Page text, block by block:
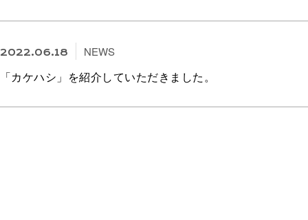
2022.06.18 NEWS
「カケハシ」を紹介していただきました。